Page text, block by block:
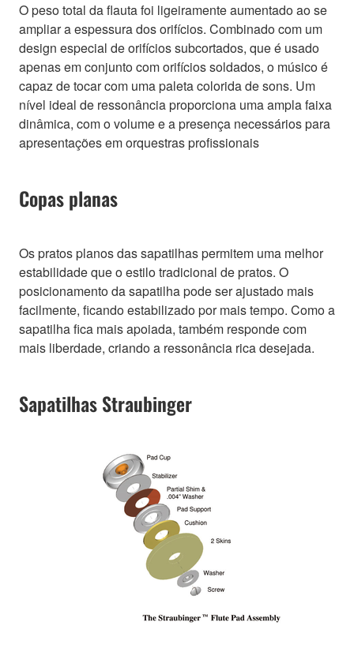
O peso total da flauta foi ligeiramente aumentado ao se
ampliar a espessura dos orifícios. Combinado com um
design especial de orifícios subcortados, que é usado
apenas em conjunto com orifícios soldados, o músico é
capaz de tocar com uma paleta colorida de sons. Um
nível ideal de ressonância proporciona uma ampla faixa
dinâmica, com o volume e a presença necessários para
apresentações em orquestras profissionais
Copas planas
Os pratos planos das sapatilhas permitem uma melhor
estabilidade que o estilo tradicional de pratos. O
posicionamento da sapatilha pode ser ajustado mais
facilmente, ficando estabilizado por mais tempo. Como a
sapatilha fica mais apoiada, também responde com
mais liberdade, criando a ressonância rica desejada.
Sapatilhas Straubinger